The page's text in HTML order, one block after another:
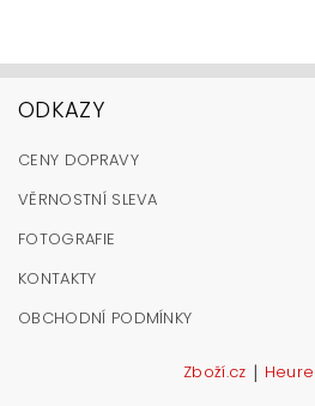
ODKAZY
CENY DOPRAVY
VĚRNOSTNÍ SLEVA
FOTOGRAFIE
KONTAKTY
OBCHODNÍ PODMÍNKY
Zboží.cz |